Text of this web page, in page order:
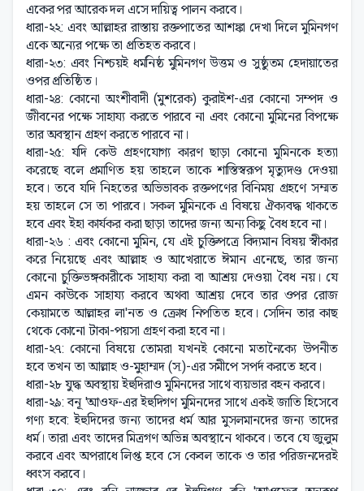
একের পর আরেক দল এসে দায়িত্ব পালন করবে।
ধারা-২২: এবং আল্লাহর রাস্তায় রক্তপাতের আশঙ্কা দেখা দিলে মুমিনগণ
একে অন্যের পক্ষে তা প্রতিহত করবে।
ধারা-২৩: এবং নিশ্চয়ই ধর্মনিষ্ঠ মুমিনগণ উত্তম ও সুষ্ঠুতম হেদায়াতের
ওপর প্রতিষ্ঠিত।
ধারা-২৪: কোনো অংশীবাদী (মুশরেক) কুরাইশ-এর কোনো সম্পদ ও
জীবনের পক্ষে সাহায্য করতে পারবে না এবং কোনো মুমিনের বিপক্ষে
তার অবস্থান গ্রহণ করতে পারবে না।
ধারা-২৫: যদি কেউ গ্রহণযোগ্য কারণ ছাড়া কোনো মুমিনকে হত্যা
করেছে বলে প্রমাণিত হয় তাহলে তাকে শাস্তিস্বরূপ মৃত্যুদণ্ড দেওয়া
হবে। তবে যদি নিহতের অভিভাবক রক্তপণের বিনিময় গ্রহণে সম্মত
হয় তাহলে সে তা পারবে। সকল মুমিনকে এ বিষয়ে ঐক্যবদ্ধ থাকতে
হবে এবং ইহা কার্যকর করা ছাড়া তাদের জন্য অন্য কিছু বৈধ হবে না।
ধারা-২৬ : এবং কোনো মুমিন, যে এই চুক্তিপত্রে বিদ্যমান বিষয় স্বীকার
করে নিয়েছে এবং আল্লাহ ও আখেরাতে ঈমান এনেছে, তার জন্য
কোনো চুক্তিভঙ্গকারীকে সাহায্য করা বা আশ্রয় দেওয়া বৈধ নয়। যে
এমন কাউকে সাহায্য করবে অথবা আশ্রয় দেবে তার ওপর রোজ
কেয়ামতে আল্লাহর লা'নত ও ক্রোধ নিপতিত হবে। সেদিন তার কাছ
থেকে কোনো টাকা-পয়সা গ্রহণ করা হবে না।
ধারা-২৭: কোনো বিষয়ে তোমরা যখনই কোনো মতানৈক্যে উপনীত
হবে তখন তা আল্লাহ ও-মুহাম্মদ (স.)-এর সমীপে সপর্দ করতে হবে।
ধারা-২৮ যুদ্ধ অবস্থায় ইহুদিরাও মুমিনদের সাথে ব্যয়ভার বহন করবে।
ধারা-২৯: বনূ 'আওফ-এর ইহুদিগণ মুমিনদের সাথে একই জাতি হিসেবে
গণ্য হবে: ইহুদিদের জন্য তাদের ধর্ম আর মুসলমানদের জন্য তাদের
ধর্ম। তারা এবং তাদের মিত্রগণ অভিন্ন অবস্থানে থাকবে। তবে যে জুলুম
করবে এবং অপরাধে লিপ্ত হবে সে কেবল তাকে ও তার পরিজনদেরই
ধ্বংস করবে।